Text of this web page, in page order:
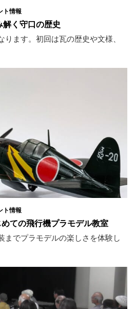
ト情報
解く守口の歴史
ます。初回は瓦の歴史や文様、
ト情報
めての飛行機プラモデル教室
までプラモデルの楽しさを体験し